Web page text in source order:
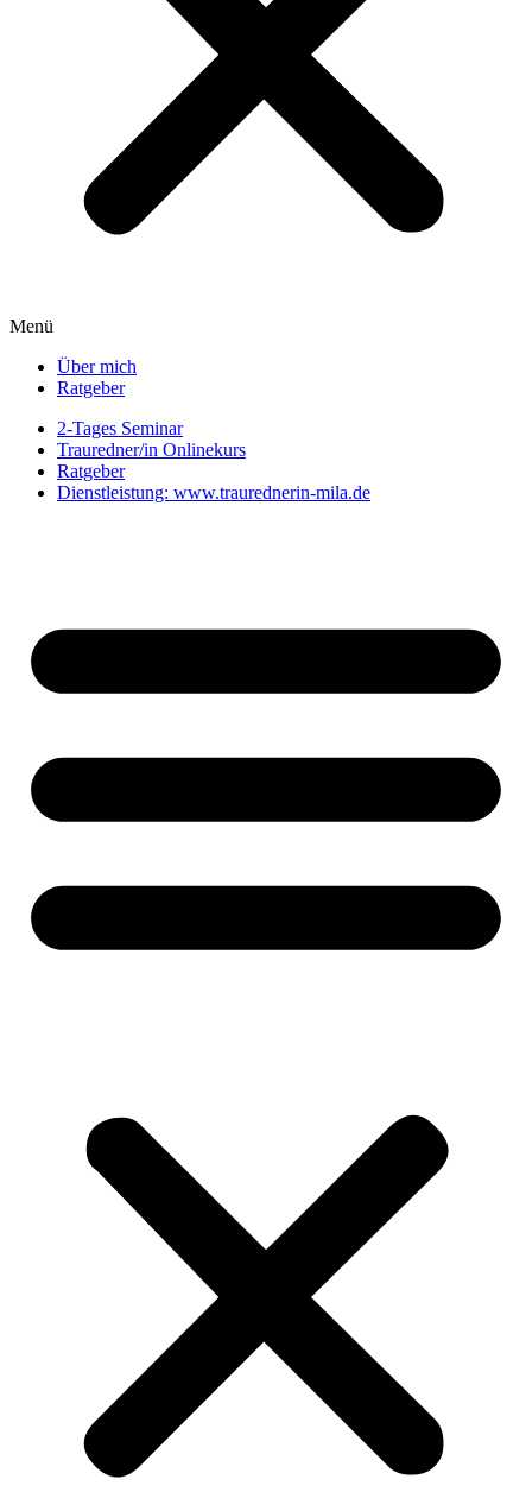
Menü
Über mich
Ratgeber
2-Tages Seminar
Trauredner/in Onlinekurs
Ratgeber
Dienstleistung: www.traurednerin-mila.de